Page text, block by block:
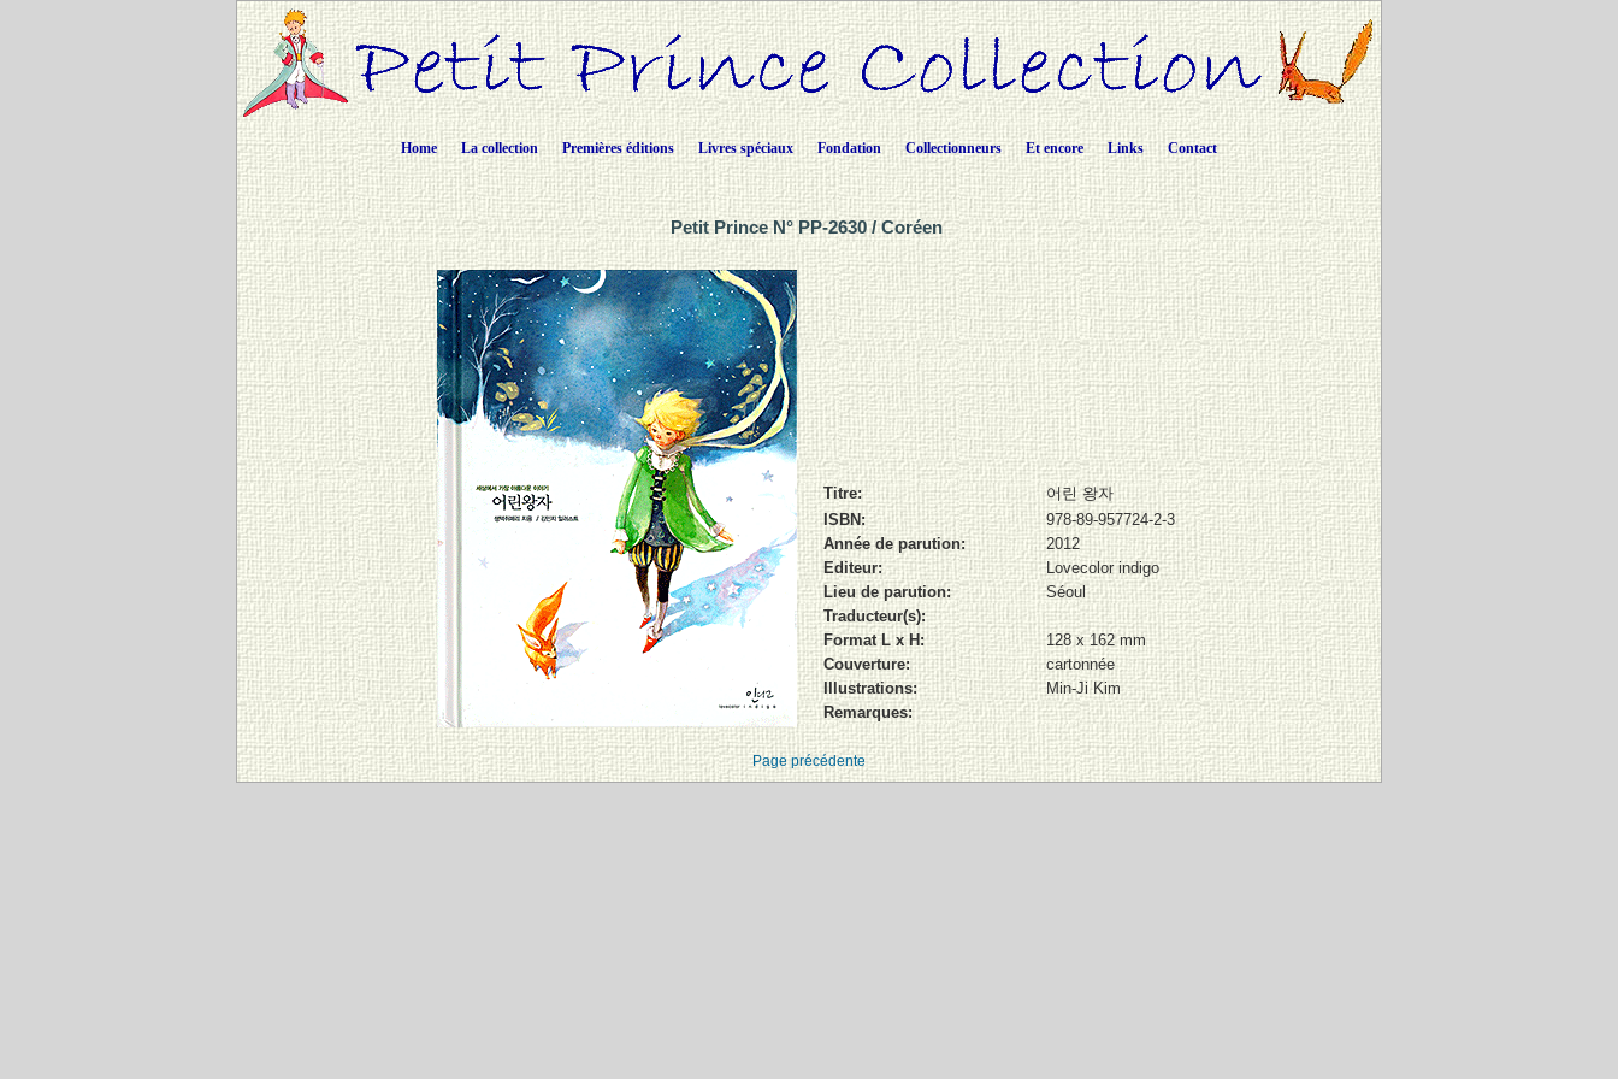
Home La collection Premières éditions Livres spéciaux Fondation Collectionneurs Et encore Links Contact
Petit Prince N° PP-2630 / Coréen
Titre:
어린 왕자
ISBN:
978-89-957724-2-3
Année de parution:
2012
Editeur:
Lovecolor indigo
Lieu de parution:
Séoul
Traducteur(s):
Format L x H:
128 x 162 mm
Couverture:
cartonnée
Illustrations:
Min-Ji Kim
Remarques:
Page précédente